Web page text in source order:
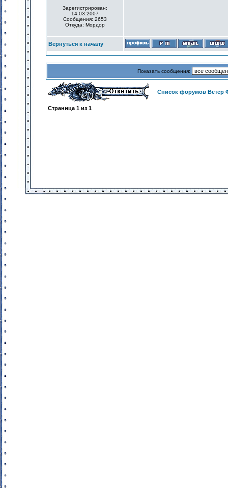
Зарегистрирован:
14.03.2007
Сообщения: 2653
Откуда: Мордор
Вернуться к началу
Показать сообщения:
Список форумов Ветер
Страница 1 из 1